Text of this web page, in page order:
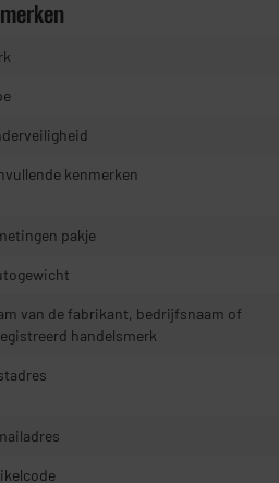
kenmerken
pakje
van de fabrikant, bedrijfsnaam of
handelsmerk